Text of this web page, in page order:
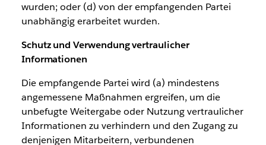
wurden; oder (d) von der empfangenden Partei
unabhängig erarbeitet wurden.
Schutz und Verwendung vertraulicher
Informationen
Die empfangende Partei wird (a) mindestens
angemessene Maßnahmen ergreifen, um die
unbefugte Weitergabe oder Nutzung vertraulicher
Informationen zu verhindern und den Zugang zu
denjenigen Mitarbeitern, verbundenen